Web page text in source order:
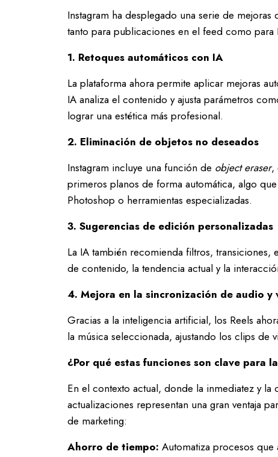
Instagram ha desplegado una serie de
tanto para publicaciones en el feed como para
1. Retoques automáticos con IA
La plataforma ahora permite aplicar mejoras
IA analiza el contenido y ajusta parámetros
lograr una estética más profesional.
2. Eliminación de objetos no deseados
Instagram incluye una función de object eraser,
primeros planos de forma automática, algo
Photoshop o herramientas especializadas.
3. Sugerencias de edición personalizadas
La IA también recomienda filtros, transiciones,
de contenido, la tendencia actual y la
4. Mejora en la sincronización de audio y
Gracias a la inteligencia artificial, los Reels
la música seleccionada, ajustando los clips de
¿Por qué estas funciones son clave para
En el contexto actual, donde la inmediatez y la
actualizaciones representan una gran ventaja
de marketing:
Ahorro de tiempo: Automatiza procesos que